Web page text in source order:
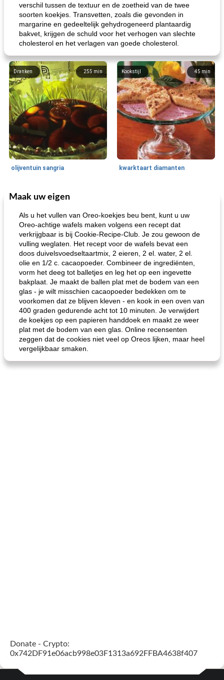
verschil tussen de textuur en de zoetheid van de twee
soorten koekjes. Transvetten, zoals die gevonden in
margarine en gedeeltelijk gehydrogeneerd plantaardig
bakvet, krijgen de schuld voor het verhogen van slechte
cholesterol en het verlagen van goede cholesterol.
255min
Dranken
olijventuin sangria
45 min
Kookstijl
kwarktaart diamanten
Feestdagen en evenementen
de jamcake van Georgië tennessee blauwe kaasperen kip
Maak uw eigen
Als u het vullen van Oreo-koekjes beu bent, kunt u uw
Oreo-achtige wafels maken volgens een recept dat
verkrijgbaar is bij Cookie-Recipe-Club. Je zou gewoon de
vulling weglaten. Het recept voor de wafels bevat een
doos duivelsvoedseltaartmix, 2 eieren, 2 el. water, 2 el.
olie en 1/2 c. cacaopoeder. Combineer de ingrediënten,
vorm het deeg tot balletjes en leg het op een ingevette
bakplaat. Je maakt de ballen plat met de bodem van een
glas - je wilt misschien cacaopoeder bedekken om te
voorkomen dat ze blijven kleven - en kook in een oven van
400 graden gedurende acht tot 10 minuten. Je verwijdert
de koekjes op een papieren handdoek en maakt ze weer
plat met de bodem van een glas. Online recensenten
zeggen dat de cookies niet veel op Oreos lijken, maar heel
vergelijkbaar smaken.
Donate - Crypto:
0x742DF91e06acb998e03F1313a692FFBA4638f407